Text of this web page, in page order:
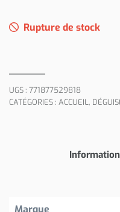
Rupture de stock
UGS : 771877529818
CATÉGORIES : ACCUEIL,